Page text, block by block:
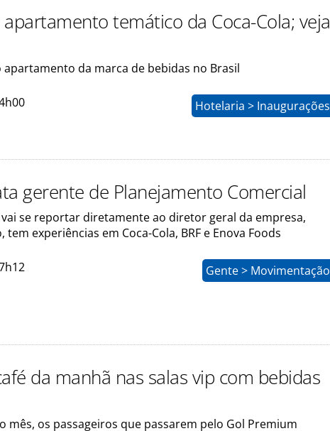
temático da Coca-Cola; veja
da marca de bebidas no Brasil
Hotelaria > Inaugurações
gerente de Planejamento Comercial
vai se reportar diretamente ao diretor geral da empresa,
experiências em Coca-Cola, BRF e Enova Foods
Gente > Movimentação
da manhã nas salas vip com bebidas
mês, os passageiros que passarem pelo Gol Premium